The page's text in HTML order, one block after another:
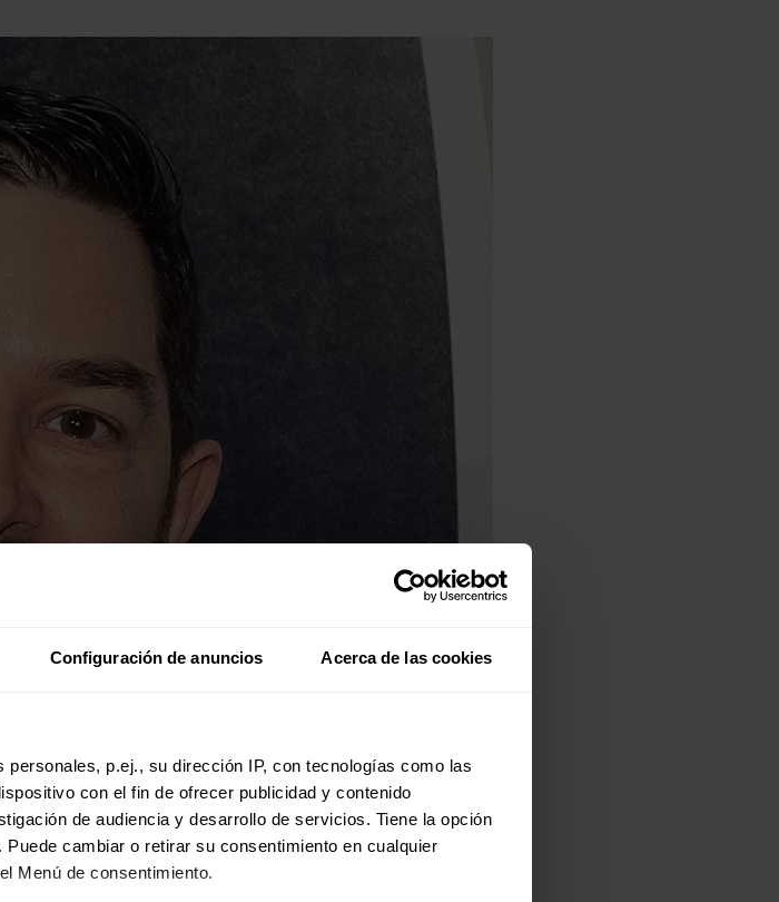
Configuración de anuncios Acerca de las cookies
personales, p.ej., su dirección IP, con tecnologías como las
con el fin de ofrecer publicidad y contenido
de audiencia y desarrollo de servicios. Tiene la opción
cambiar o retirar su consentimiento en cualquier
Menú de consentimiento.